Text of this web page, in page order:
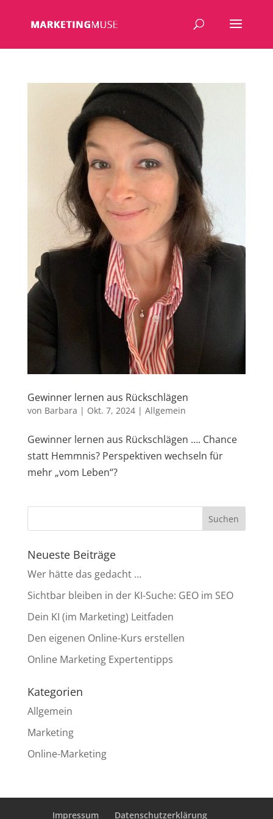
Gewinner lernen aus Rückschlägen
von Barbara | Okt. 7, 2024| Allgemein
Gewinner lernen aus Rückschlägen …. Chance
statt Hemmnis? Perspektiven wechseln für
mehr „vom Leben“?
Neueste Beiträge
Wer hätte das gedacht …
Sichtbar bleiben in der KI-Suche: GEO im SEO
Dein KI (im Marketing) Leitfaden
Den eigenen Online-Kurs erstellen
Online Marketing Expertentipps
Kategorien
Allgemein
Marketing
Online-Marketing
Impressum Datenschutzerklärung